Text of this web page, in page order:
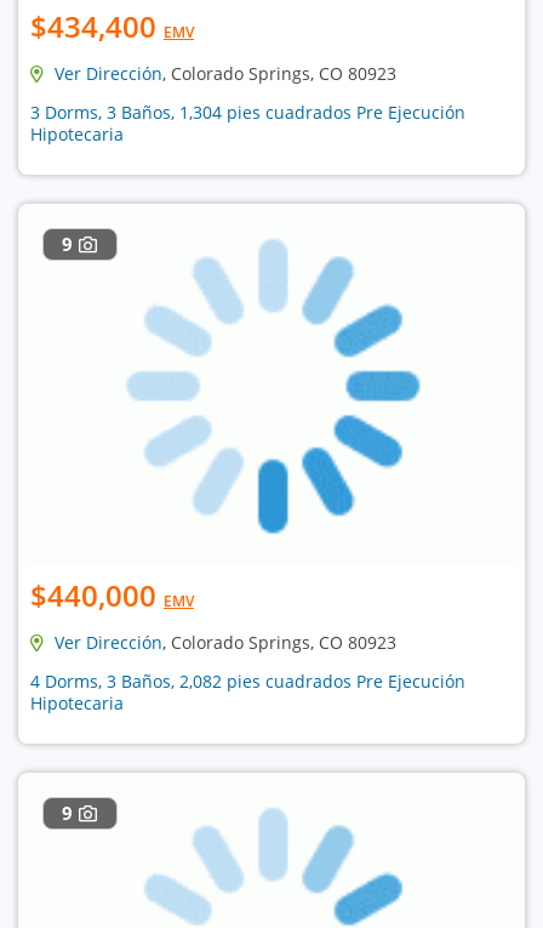
$434,400 EMV
Ver Dirección, Colorado Springs, CO 80923
3 Dorms, 3 Baños, 1,304 pies cuadrados Pre Ejecución
Hipotecaria
9
$440,000 EMV
Ver Dirección, Colorado Springs, CO 80923
4 Dorms, 3 Baños, 2,082 pies cuadrados Pre Ejecución
Hipotecaria
9